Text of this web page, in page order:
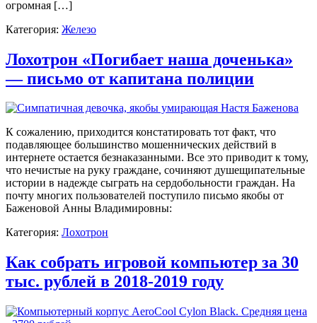
огромная […]
Категория: Железо
Лохотрон «Погибает наша доченька»
— письмо от капитана полиции
К сожалению, приходится констатировать тот факт, что
подавляющее большинство мошеннических действий в
интернете остается безнаказанными. Все это приводит к тому,
что нечистые на руку граждане, сочиняют душещипательные
истории в надежде сыграть на сердобольности граждан. На
почту многих пользователей поступило письмо якобы от
Баженовой Анны Владимировны:
Категория: Лохотрон
Как собрать игровой компьютер за 30
тыс. рублей в 2018-2019 году